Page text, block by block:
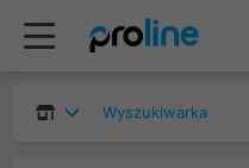
Wyszukiwarka